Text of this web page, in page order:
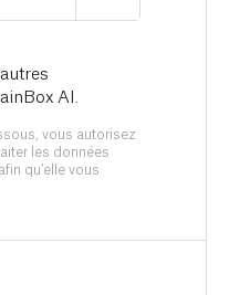
AI.
vous autorisez
les données
qu’elle vous